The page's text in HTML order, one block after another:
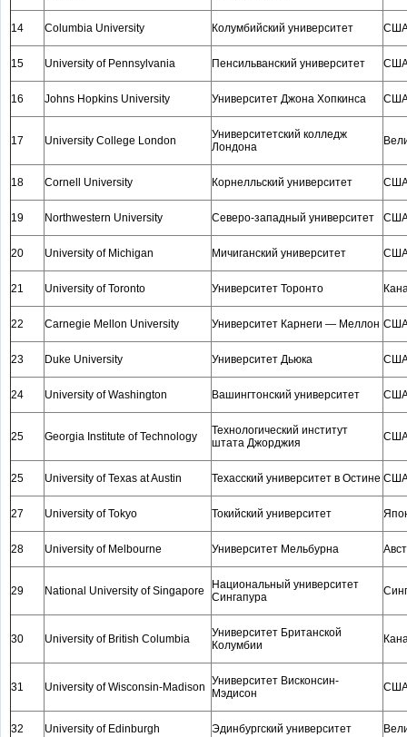
14 Columbia University Колумбийский университет
15 University of Pennsylvania Пенсильванский университет
16 Johns Hopkins University Университет Джона Хопкинса
17 University College London
Университетский колледж
Лондона
18 Cornell University Корнелльский университет
19 Northwestern University Северо-западный университет
20 University of Michigan Мичиганский университет
21 University of Toronto Университет Торонто
22 Carnegie Mellon University Университет Карнеги — Меллон
23 Duke University Университет Дьюка
24 University of Washington Вашингтонский университет
25 Georgia Institute of Technology
Технологический институт
штата Джорджия
25 University of Texas at Austin Техасский университет в Остине
27 University of Tokyo Токийский университет
28 University of Melbourne Университет Мельбурна
29 National University of Singapore
Национальный университет
Сингапура
30 University of British Columbia
Университет Британской
Колумбии
31 University of Wisconsin-Madison Университет Висконсин-
Мэдисон
32 University of Edinburgh Эдинбургский университет